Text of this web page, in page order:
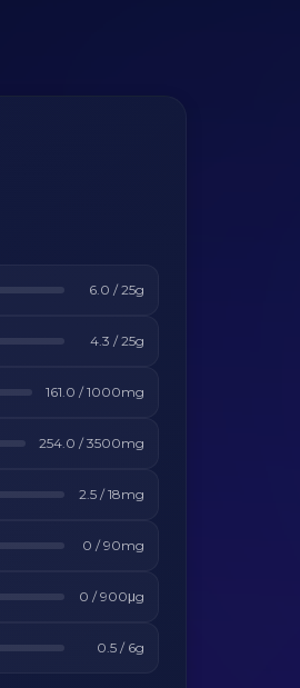
6.0 /25g
4.3 /25g
161.0 /1000mg
254.0 /3500mg
2.5 /18mg
0 /90mg
0 /900μg
0.5 / 6g